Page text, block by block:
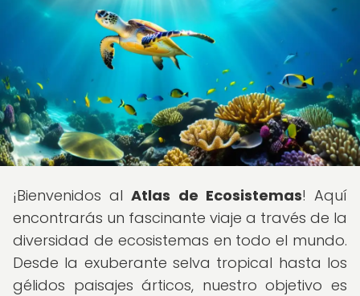
¡Bienvenidos alAtlas de Ecosistemas! Aquí
encontrarás un fascinante viaje a través de la
diversidad de ecosistemas en todo el mundo.
Desde la exuberante selva tropical hasta los
gélidos paisajes árticos, nuestro objetivo es